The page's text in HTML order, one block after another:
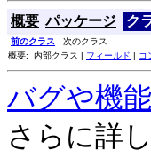
概要 パッケージ ク
前のクラス 次のクラス
概要: 内部クラス | フィールド | コ
バグや機
さらに詳